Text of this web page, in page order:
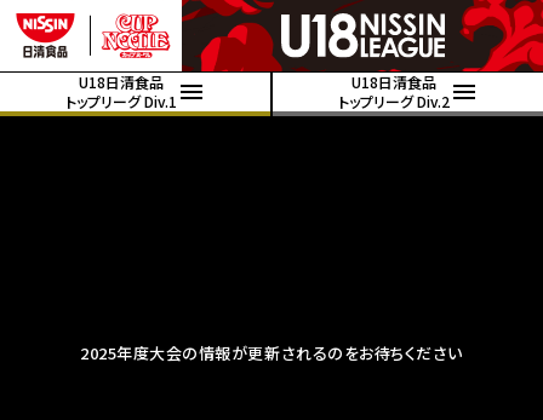
U18日清食品
トップリーグ Div.1
U18日清食品
トップリーグ Div.2
2025年度大会の情報が更新されるのをお待ちください